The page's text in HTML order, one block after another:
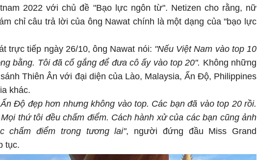
2022 với chủ đề "Bạo lực ngôn từ". Netizen cho rằng, nữ
chỉ câu trả lời của ông Nawat chính là một dạng của "bạo lực
trực tiếp ngày 26/10, ông Nawat nói: "Nếu Việt Nam vào top 10
bằng. Tôi đã cố gắng để đưa cô ấy vào top 20". Không những
Thiên Ân với đại diện của Lào, Malaysia, Ấn Độ, Philippines
khác.
Độ đẹp hơn nhưng không vào top. Các bạn đã vào top 20 rồi.
thứ tôi đều chấm điểm. Cách hành xử của các bạn cũng ảnh
chấm điểm trong tương lai", người đứng đầu Miss Grand
tục.